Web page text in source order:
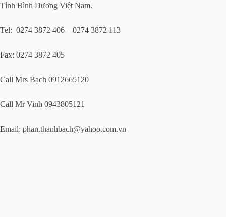
Tỉnh Bình Dương Việt Nam.
Tel: 0274 3872 406 – 0274 3872 113
Fax: 0274 3872 405
Call Mrs Bạch 0912665120
Call Mr Vinh 0943805121
Email: phan.thanhbach@yahoo.com.vn